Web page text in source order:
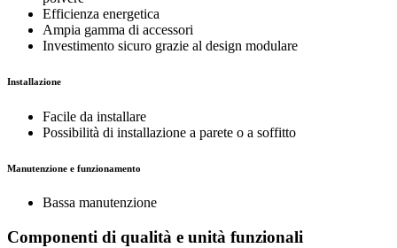
Efficienza energetica
Ampia gamma di accessori
Investimento sicuro grazie al design modulare
Installazione
Facile da installare
Possibilità di installazione a parete o a soffitto
Manutenzione e funzionamento
Bassa manutenzione
Componenti di qualità e unità funzionali